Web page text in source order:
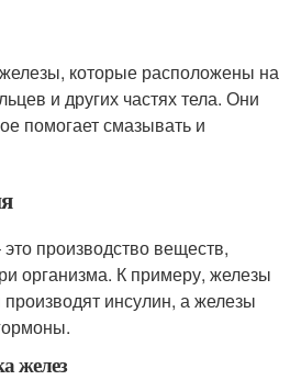
которые расположены на
и других частях тела. Они
помогает смазывать и
производство веществ,
организма. К примеру, железы
инсулин, а железы
желез